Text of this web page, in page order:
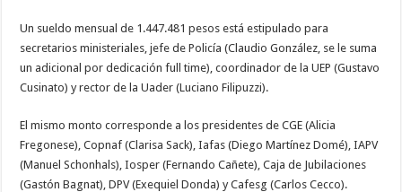
Un sueldo mensual de 1.447.481 pesos está estipulado para
secretarios ministeriales, jefe de Policía (Claudio González, se le suma
un adicional por dedicación full time), coordinador de la UEP (Gustavo
Cusinato) y rector de la Uader (Luciano Filipuzzi).
El mismo monto corresponde a los presidentes de CGE (Alicia
Fregonese), Copnaf (Clarisa Sack), Iafas (Diego Martínez Domé), IAPV
(Manuel Schonhals), Iosper (Fernando Cañete), Caja de Jubilaciones
(Gastón Bagnat), DPV (Exequiel Donda) y Cafesg (Carlos Cecco).